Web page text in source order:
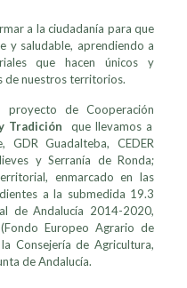
a la ciudadanía para que
y saludable, aprendiendo a
que hacen únicos y
de nuestros territorios.
de Cooperación
y Tradiciónque llevamos a
Guadalteba, CEDER
y Serranía de Ronda;
enmarcado en las
a la submedida 19.3
de Andalucía 2014-2020,
Europeo Agrario de
de Agricultura,
de Andalucía.